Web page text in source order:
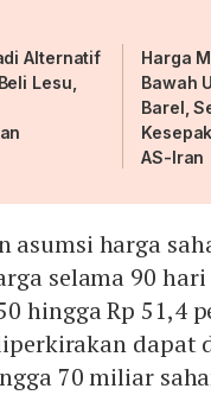
Alternatif
Lesu,
Harga
Bawah
Barel,
AS-Iran
asumsi harga
selama 90
hingga Rp 51,4
dapat
70 miliar